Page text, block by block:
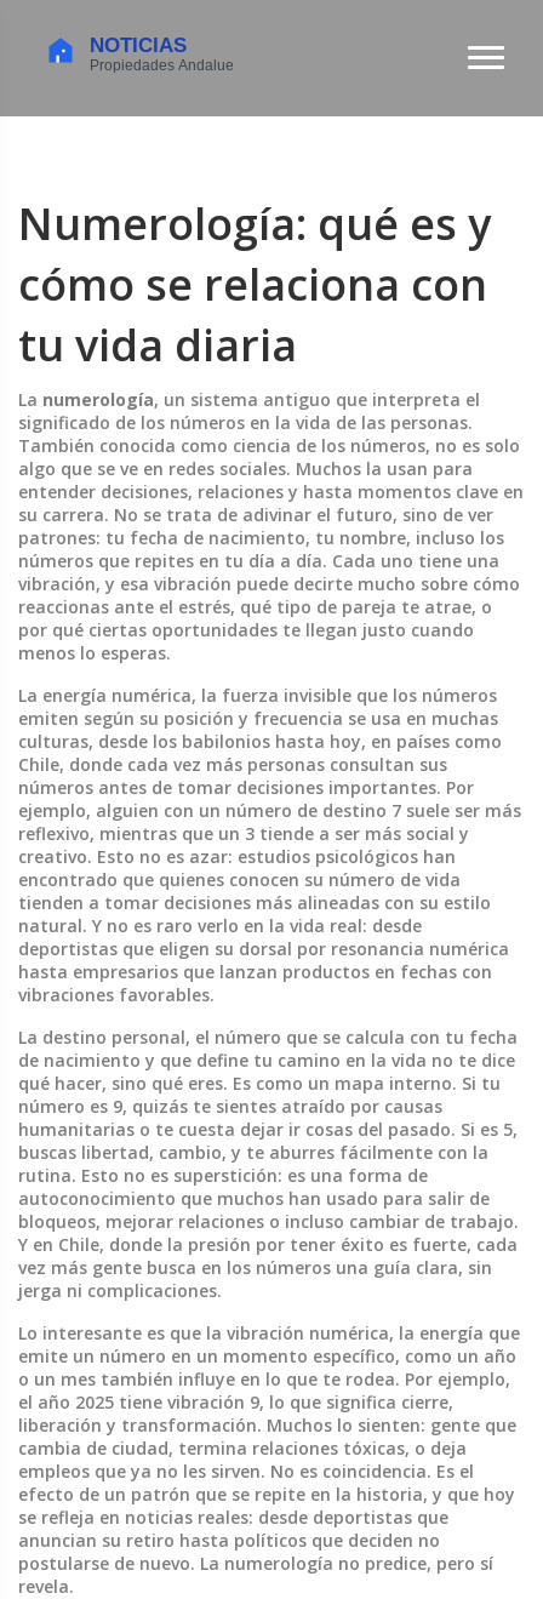
Numerología: qué es y
cómo se relaciona con
tu vida diaria
La numerología, un sistema antiguo que interpreta el
significado de los números en la vida de las personas.
También conocida como ciencia de los números, no es solo
algo que se ve en redes sociales. Muchos la usan para
entender decisiones, relaciones y hasta momentos clave en
su carrera. No se trata de adivinar el futuro, sino de ver
patrones: tu fecha de nacimiento, tu nombre, incluso los
números que repites en tu día a día. Cada uno tiene una
vibración, y esa vibración puede decirte mucho sobre cómo
reaccionas ante el estrés, qué tipo de pareja te atrae, o
por qué ciertas oportunidades te llegan justo cuando
menos lo esperas.
La energía numérica, la fuerza invisible que los números
emiten según su posición y frecuencia se usa en muchas
culturas, desde los babilonios hasta hoy, en países como
Chile, donde cada vez más personas consultan sus
números antes de tomar decisiones importantes. Por
ejemplo, alguien con un número de destino 7 suele ser más
reflexivo, mientras que un 3 tiende a ser más social y
creativo. Esto no es azar: estudios psicológicos han
encontrado que quienes conocen su número de vida
tienden a tomar decisiones más alineadas con su estilo
natural. Y no es raro verlo en la vida real: desde
deportistas que eligen su dorsal por resonancia numérica
hasta empresarios que lanzan productos en fechas con
vibraciones favorables.
La destino personal, el número que se calcula con tu fecha
de nacimiento y que define tu camino en la vida no te dice
qué hacer, sino qué eres. Es como un mapa interno. Si tu
número es 9, quizás te sientes atraído por causas
humanitarias o te cuesta dejar ir cosas del pasado. Si es 5,
buscas libertad, cambio, y te aburres fácilmente con la
rutina. Esto no es superstición: es una forma de
autoconocimiento que muchos han usado para salir de
bloqueos, mejorar relaciones o incluso cambiar de trabajo.
Y en Chile, donde la presión por tener éxito es fuerte, cada
vez más gente busca en los números una guía clara, sin
jerga ni complicaciones.
Lo interesante es que la vibración numérica, la energía que
emite un número en un momento específico, como un año
o un mes también influye en lo que te rodea. Por ejemplo,
el año 2025 tiene vibración 9, lo que significa cierre,
liberación y transformación. Muchos lo sienten: gente que
cambia de ciudad, termina relaciones tóxicas, o deja
empleos que ya no les sirven. No es coincidencia. Es el
efecto de un patrón que se repite en la historia, y que hoy
se refleja en noticias reales: desde deportistas que
anuncian su retiro hasta políticos que deciden no
postularse de nuevo. La numerología no predice, pero sí
revela.